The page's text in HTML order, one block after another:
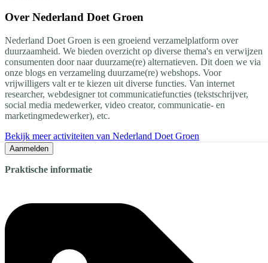
Over Nederland Doet Groen
Nederland Doet Groen is een groeiend verzamelplatform over
duurzaamheid. We bieden overzicht op diverse thema's en verwijzen
consumenten door naar duurzame(re) alternatieven. Dit doen we via
onze blogs en verzameling duurzame(re) webshops. Voor
vrijwilligers valt er te kiezen uit diverse functies. Van internet
researcher, webdesigner tot communicatiefuncties (tekstschrijver,
social media medewerker, video creator, communicatie- en
marketingmedewerker), etc.
Bekijk meer activiteiten van Nederland Doet Groen
Aanmelden
Praktische informatie